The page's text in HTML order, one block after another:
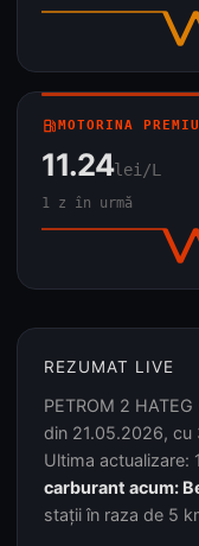
local_gas_stationMOTORINA
11.24lei/L
1 z în urmă
REZUMAT LIVE
PETROM 2
din 21.05.2026, cu
Ultima actualizare:
carburant acum:
stații în raza de 5